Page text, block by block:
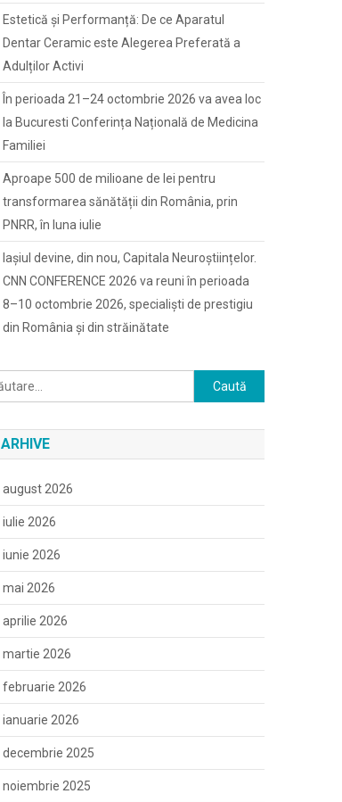
Estetică și Performanță: De ce Aparatul
Dentar Ceramic este Alegerea Preferată a
Adulților Activi
În perioada 21–24 octombrie 2026 va avea loc
la Bucuresti Conferința Națională de Medicina
Familiei
Aproape 500 de milioane de lei pentru
transformarea sănătății din România, prin
PNRR, în luna iulie
Iașiul devine, din nou, Capitala Neuroștiințelor.
CNN CONFERENCE 2026 va reuni în perioada
8–10 octombrie 2026, specialiști de prestigiu
din România și din străinătate
Caută
după:
ARHIVE
august 2026
iulie 2026
iunie 2026
mai 2026
aprilie 2026
martie 2026
februarie 2026
ianuarie 2026
decembrie 2025
noiembrie 2025